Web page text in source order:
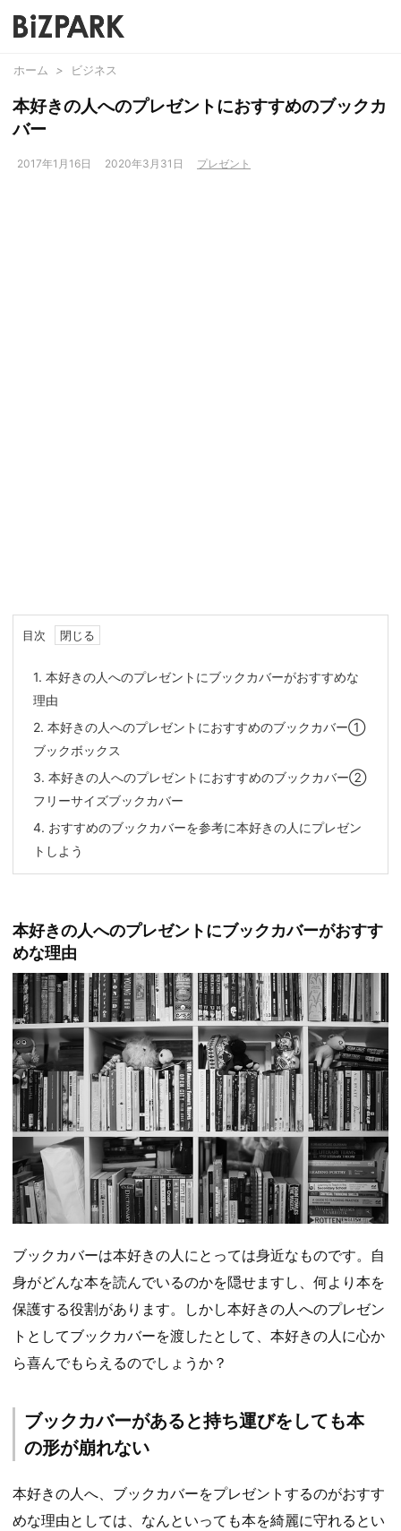
ホーム > ビジネス
本好きの人へのプレゼントにおすすめのブックカ
バー
2017年1月16日 2020年3月31日 プレゼント
目次
1. 本好きの人へのプレゼントにブックカバーがおすすめな
理由
2. 本好きの人へのプレゼントにおすすめのブックカバー①
ブックボックス
3. 本好きの人へのプレゼントにおすすめのブックカバー②
フリーサイズブックカバー
4. おすすめのブックカバーを参考に本好きの人にプレゼン
トしよう
本好きの人へのプレゼントにブックカバーがおすす
めな理由
ブックカバーは本好きの人にとっては身近なものです。自
身がどんな本を読んでいるのかを隠せますし、何より本を
保護する役割があります。しかし本好きの人へのプレゼン
トとしてブックカバーを渡したとして、本好きの人に心か
ら喜んでもらえるのでしょうか？
ブックカバーがあると持ち運びをしても本
の形が崩れない
本好きの人へ、ブックカバーをプレゼントするのがおすす
めな理由としては、なんといっても本を綺麗に守れるとい